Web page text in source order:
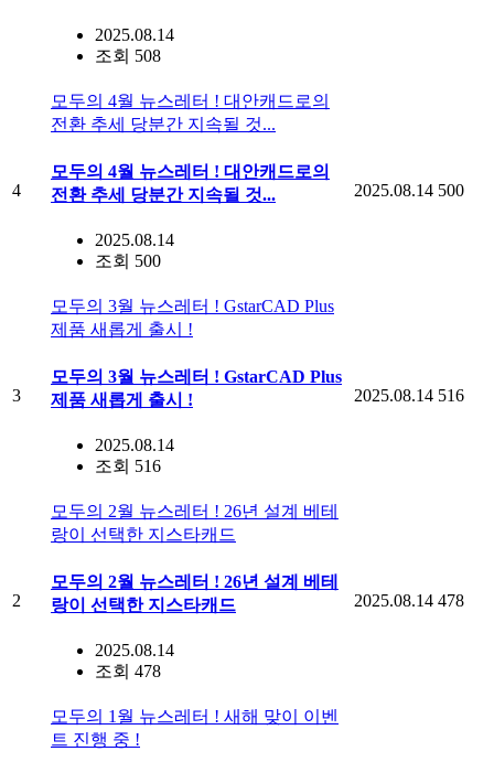
2025.08.14
조회 508
4
모두의 4월 뉴스레터 ! 대안캐드로의
전환 추세 당분간 지속될 것...
모두의 4월 뉴스레터 ! 대안캐드로의
전환 추세 당분간 지속될 것...
2025.08.14
조회 500
2025.08.14 500
3
모두의 3월 뉴스레터 ! GstarCAD Plus
제품 새롭게 출시 !
모두의 3월 뉴스레터 ! GstarCAD Plus
제품 새롭게 출시 !
2025.08.14
조회 516
2025.08.14 516
2
모두의 2월 뉴스레터 ! 26년 설계 베테
랑이 선택한 지스타캐드
모두의 2월 뉴스레터 ! 26년 설계 베테
랑이 선택한 지스타캐드
2025.08.14
조회 478
2025.08.14 478
모두의 1월 뉴스레터 ! 새해 맞이 이벤
트 진행 중 !